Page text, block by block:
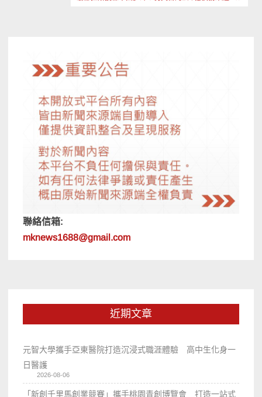
聯絡信箱:
mknews1688@gmail.com
近期文章
元智大學攜手亞東醫院打造沉浸式職涯體驗 高中生化身一
日醫護
2026-08-06
「新創千里馬創業競賽」攜手桃園青創博覽會 打造一站式